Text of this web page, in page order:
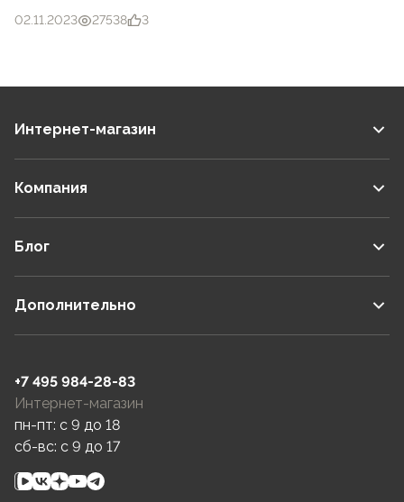
02.11.2023 27538 3
Интернет-магазин
Компания
Блог
Дополнительно
+7 495 984-28-83
Интернет-магазин
пн-пт: c 9 до 18
сб-вс: c 9 до 17